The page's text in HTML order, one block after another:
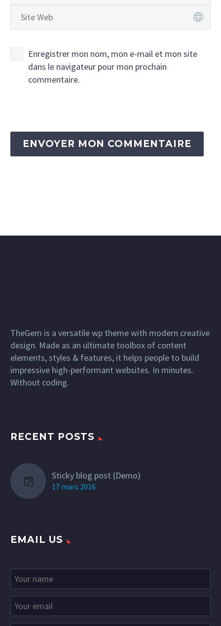
Enregistrer mon nom, mon e-mail et mon site
dans le navigateur pour mon prochain
commentaire.
ENVOYER MON COMMENTAIRE
TheGem is a versatile wp theme with modern creative
design. Made as an ultimate toolbox of content
elements, styles & features, it helps people to build
impressive high-performant websites. In minutes.
Without coding.
RECENT POSTS
Sticky blog post (Demo)
17 mars 2016
EMAIL US